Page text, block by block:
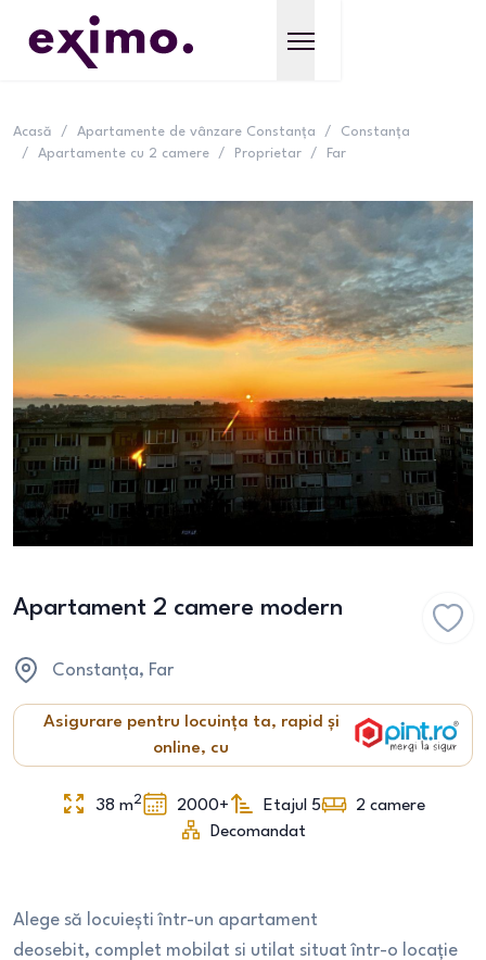
Acasă / Apartamente de vânzare Constanța /
Constanța
/
Apartamente cu 2 camere / Proprietar / Far
Apartament 2 camere modern
Constanța, Far
Asigurare pentru locuința ta, rapid și
online, cu
38 m2 2000+ Etajul 5 2 camere
Decomandat
Alege să locuiești într-un apartament
deosebit, complet mobilat si utilat situat într-o locație